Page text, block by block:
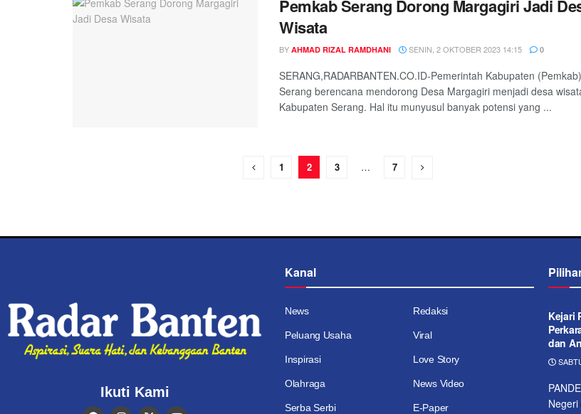
Pemkab Serang Dorong Margagiri Jadi
Wisata
BY AHMAD RIZAL RAMDHANI SENIN, 2 OKTOBER 2023 14:15 0
SERANG,RADARBANTEN.CO.ID-Pemerintah Kabupaten (Pemkab)
Serang berencana mendorong Desa Margagiri menjadi desa
Kabupaten Serang. Hal itu munyusul banyak potensi yang ...
1 2 3 … 7
Ikuti Kami
Kanal
News Redaksi
Peluang Usaha Viral
Inspirasi Love Story
Olahraga News Video
Serba Serbi E-Paper
Kejari
dan